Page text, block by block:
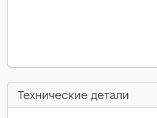
Технические детали